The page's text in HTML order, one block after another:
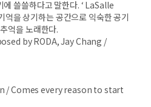
쓸쓸하다고 말한다. ‘ LaSalle
을 상기하는 공간으로 익숙한 공기
억을 노래한다.
by RODA, Jay Chang /
/ Comes every reason to start